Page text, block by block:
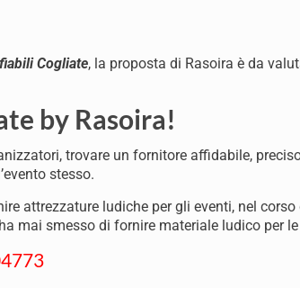
Cogliate, la proposta di Rasoira è da
by Rasoira!
trovare un fornitore affidabile,
stesso.
attrezzature ludiche per gli eventi, nel
mai smesso di fornire materiale ludico per